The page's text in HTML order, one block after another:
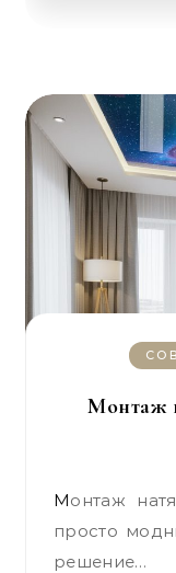
Монтаж
Монтаж натяжных потолков – это не
просто
решение…